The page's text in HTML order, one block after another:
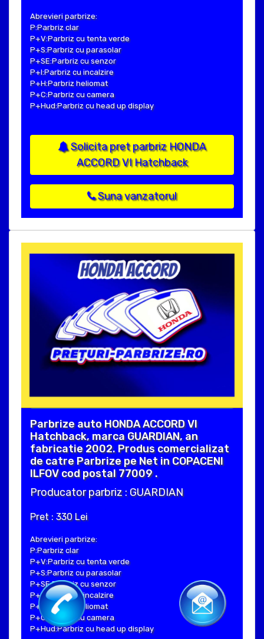
Abrevieri parbrize:
P:Parbriz clar
P+V:Parbriz cu tenta verde
P+S:Parbriz cu parasolar
P+SE:Parbriz cu senzor
P+I:Parbriz cu incalzire
P+H:Parbriz heliomat
P+C:Parbriz cu camera
P+Hud:Parbriz cu head up display
Solicita pret parbriz HONDA
ACCORD VI Hatchback
Suna vanzatorul
Parbrize auto HONDA ACCORD VI
Hatchback, marca GUARDIAN, an
fabricatie 2002. Produs comercializat
de catre Parbrize pe Net in COPACENI
ILFOV cod postal 77009 .
Producator parbriz : GUARDIAN
Pret : 330 Lei
Abrevieri parbrize:
P:Parbriz clar
P+V:Parbriz cu tenta verde
P+S:Parbriz cu parasolar
P+SE:Parbriz cu senzor
P+I:Parbriz cu incalzire
P+H:Parbriz heliomat
P+C:Parbriz cu camera
P+Hud:Parbriz cu head up display